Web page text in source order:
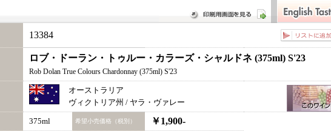
13384
ロブ・ドーラン・トゥルー・カラーズ・シャルドネ (375ml) S'23
Rob Dolan True Colours Chardonnay (375ml) S'23
オーストラリア
ヴィクトリア州 / ヤラ・ヴァレー
375ml 希望小売価格（税別） ￥1,900-